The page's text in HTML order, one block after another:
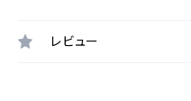
レビュー